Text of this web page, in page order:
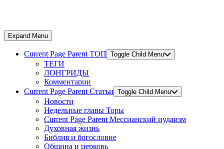
Expand Menu
Current Page Parent ТОП Toggle Child Menu
ТЕГИ
ЛОНГРИДЫ
Комментарии
Current Page Parent Статьи Toggle Child Menu
Новости
Недельные главы Торы
Current Page Parent Мессианский иудаизм
Духовная жизнь
Библия и богословие
Община и церковь